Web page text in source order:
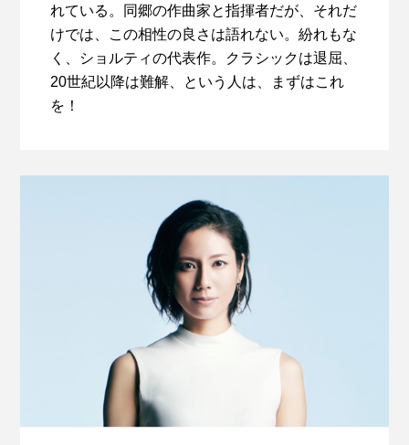
れている。同郷の作曲家と指揮者だが、それだ
けでは、この相性の良さは語れない。紛れもな
く、ショルティの代表作。クラシックは退屈、
20世紀以降は難解、という人は、まずはこれ
を！